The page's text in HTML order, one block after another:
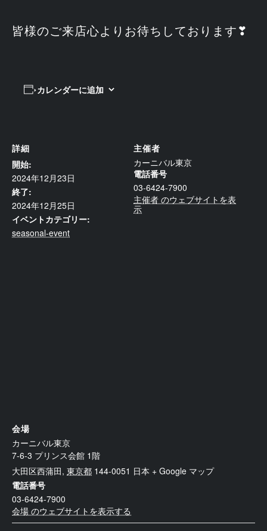
皆様のご来店心よりお待ちしております❣
カレンダーに追加
詳細
開始:
2024年12月23日
終了:
2024年12月25日
イベントカテゴリー:
seasonal-event
主催者
カーニバル東京
電話番号
03-6424-7900
主催者 のウェブサイトを表
示
会場
カーニバル東京
7-6-3 プリンス会館 1階
大田区西蒲田, 東京都 144-0051 日本 + Google マップ
電話番号
03-6424-7900
会場 のウェブサイトを表示する